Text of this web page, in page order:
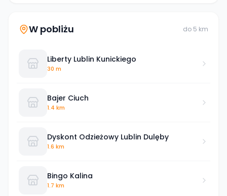
W pobliżu do 5 km
Liberty Lublin Kunickiego
30 m
Bajer Ciuch
1.4 km
Dyskont Odzieżowy Lublin Dulęby
1.6 km
Bingo Kalina
1.7 km